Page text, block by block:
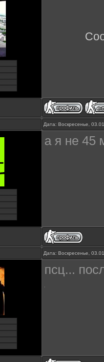
Дата: Воскресенье,
а я не 45
Дата: Воскресенье,
псц...